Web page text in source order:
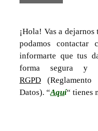
¡Hola! Vas a dejarnos
podamos contactar
informarte que tus
forma segura y
RGPD
Datos). “Aquí“ tienes